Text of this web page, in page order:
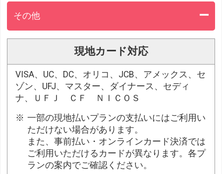
その他
現地カード対応
VISA、UC、DC、オリコ、JCB、アメックス、セ
ゾン、UFJ、マスター、ダイナース、セディ
ナ、ＵＦＪ ＣＦ ＮＩＣＯＳ
一部の現地払いプランの支払いにはご利用い
ただけない場合があります。
また、事前払い・オンラインカード決済では
ご利用いただけるカードが異なります。各プ
ランの案内でご確認ください。